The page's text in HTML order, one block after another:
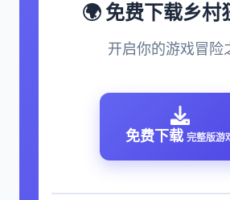
🌍 免费下载乡村
开启你的游戏冒险
免费下载 完整版游